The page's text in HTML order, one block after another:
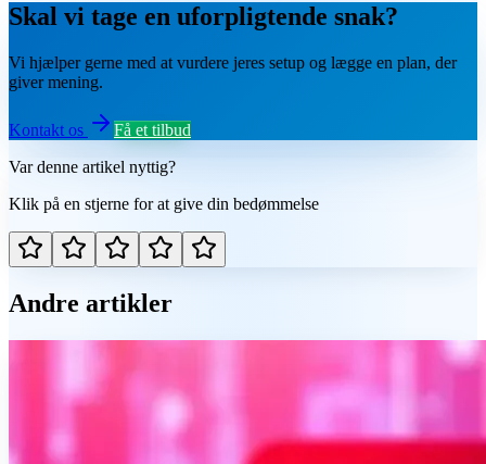
Skal vi tage en uforpligtende snak?
Vi hjælper gerne med at vurdere jeres setup og lægge en plan, der
giver mening.
Kontakt os
Få et tilbud
Var denne artikel nyttig?
Klik på en stjerne for at give din bedømmelse
Andre artikler